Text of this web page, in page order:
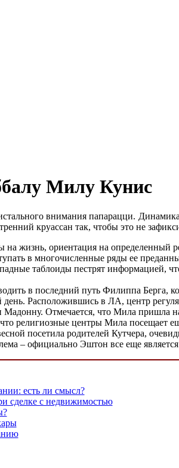
Милу Кунис
внимания папарацци.
круассан так, чтобы это не
жизнь, ориентация на определенный
в многочисленные ряды ее
таблоиды пестрят информацией,
в последний путь Филиппа
Расположившись в ЛА, центр
Отмечается, что Мила пришла
религиозные центры Мила посещает
посетила родителей Кутчера,
– официально Эштон все еще
есть ли смысл?
сделке с недвижимостью